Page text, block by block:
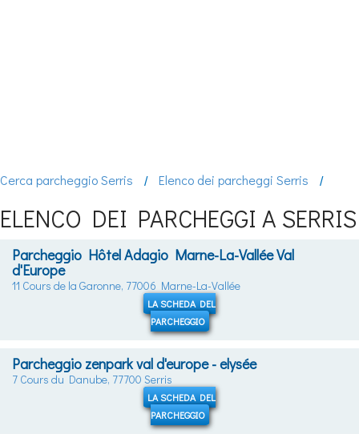
Cerca parcheggio Serris Elenco dei parcheggi Serris
ELENCO DEI PARCHEGGI A SERRIS
Parcheggio Hôtel Adagio Marne-La-Vallée Val
d'Europe
11 Cours de la Garonne, 77006 Marne-La-Vallée
LA SCHEDA DEL
PARCHEGGIO
Parcheggio zenpark val d'europe - elysée
7 Cours du Danube, 77700 Serris
LA SCHEDA DEL
PARCHEGGIO